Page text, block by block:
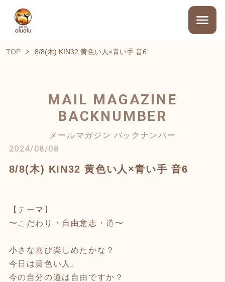
TOP 8/8(木) KIN32 黄色い人×青い手 音6
MAIL MAGAZINE
BACKNUMBER
メールマガジン バックナンバー
2024/08/08
8/8(木) KIN32 黄色い人×青い手 音6
【テーマ】
〜こだわり・自由意志・道〜
小さな喜び楽しめたかな？
今日は黄色い人。
今の自分の道は自由ですか？